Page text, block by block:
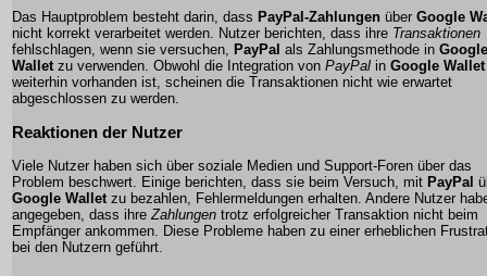
Das Hauptproblem besteht darin, dass PayPal-Zahlungen über Google
nicht korrekt verarbeitet werden. Nutzer berichten, dass ihre Transaktionen
fehlschlagen, wenn sie versuchen, PayPal als Zahlungsmethode in Google
Wallet zu verwenden. Obwohl die Integration von PayPal in Google Wallet
weiterhin vorhanden ist, scheinen die Transaktionen nicht wie erwartet
abgeschlossen zu werden.
Reaktionen der Nutzer
Viele Nutzer haben sich über soziale Medien und Support-Foren über das
Problem beschwert. Einige berichten, dass sie beim Versuch, mit PayPal
Google Walletzu bezahlen, Fehlermeldungen erhalten. Andere Nutzer
angegeben, dass ihreZahlungen trotz erfolgreicher Transaktion nicht beim
Empfänger ankommen. Diese Probleme haben zu einer erheblichen
bei den Nutzern geführt.